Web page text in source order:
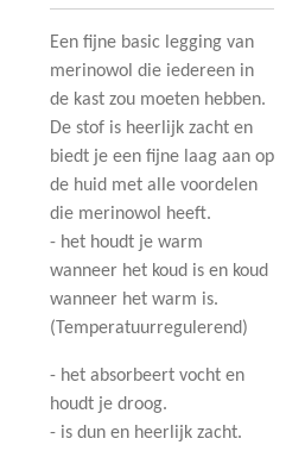
Een fijne basic legging van
merinowol die iedereen in
de kast zou moeten hebben.
De stof is heerlijk zacht en
biedt je een fijne laag aan op
de huid met alle voordelen
die merinowol heeft.
- het houdt je warm
wanneer het koud is en koud
wanneer het warm is.
(Temperatuurregulerend)
- het absorbeert vocht en
houdt je droog.
- is dun en heerlijk zacht.